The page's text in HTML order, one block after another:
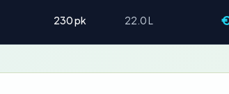
230 pk 22.0 L